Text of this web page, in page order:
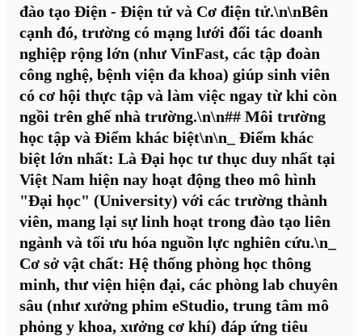
đào tạo Điện - Điện tử và Cơ điện tử.\n\nBên
cạnh đó, trường có mạng lưới đối tác doanh
nghiệp rộng lớn (như VinFast, các tập đoàn
công nghệ, bệnh viện đa khoa) giúp sinh viên
có cơ hội thực tập và làm việc ngay từ khi còn
ngồi trên ghế nhà trường.\n\n## Môi trường
học tập và Điểm khác biệt\n\n_ Điểm khác
biệt lớn nhất: Là Đại học tư thục duy nhất tại
Việt Nam hiện nay hoạt động theo mô hình
"Đại học" (University) với các trường thành
viên, mang lại sự linh hoạt trong đào tạo liên
ngành và tối ưu hóa nguồn lực nghiên cứu.\n_
Cơ sở vật chất: Hệ thống phòng học thông
minh, thư viện hiện đại, các phòng lab chuyên
sâu (như xưởng phim eStudio, trung tâm mô
phỏng y khoa, xưởng cơ khí) đáp ứng tiêu